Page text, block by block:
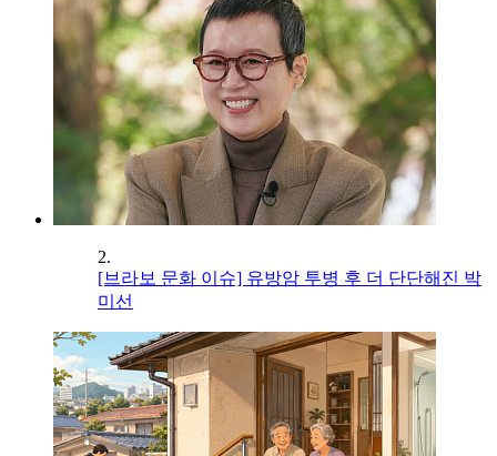
2.
[브라보 문화 이슈] 유방암 투병 후 더 단단해진 박
미선